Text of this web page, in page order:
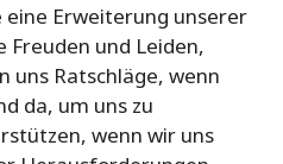
eine Erweiterung unserer
Freuden und Leiden,
uns Ratschläge, wenn
da, um uns zu
wenn wir uns